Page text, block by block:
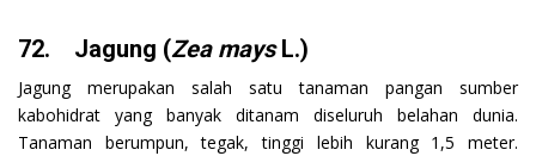
72. Jagung (Zea maysL.)
Jagung merupakan salah satu tanaman pangan sumber
kabohidrat yang banyak ditanam diseluruh belahan dunia.
Tanaman berumpun, tegak, tinggi lebih kurang 1,5 meter.